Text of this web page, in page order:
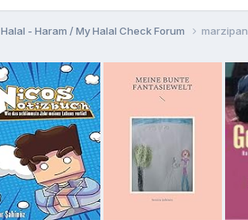
Halal - Haram / My Halal Check Forum marzipan